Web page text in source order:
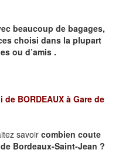
beaucoup de bagages,
choisi dans la plupart
ou d’amis .
de BORDEAUX à Gare de
savoir combien coute
Bordeaux-Saint-Jean ?